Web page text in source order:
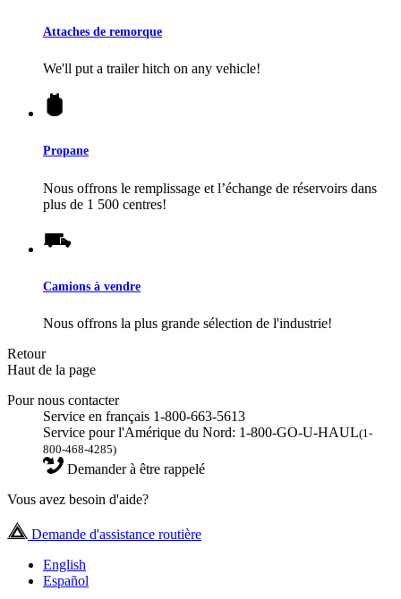
Attaches de remorque
We'll put a trailer hitch on any vehicle!
Propane
Nous offrons le remplissage et l’échange de réservoirs dans
plus de 1 500 centres!
Camions à vendre
Nous offrons la plus grande sélection de l'industrie!
Retour
Haut de la page
Pour nous contacter
Service en français 1-800-663-5613
Service pour l'Amérique du Nord: 1-800-GO-U-HAUL(1-
800-468-4285)
Demander à être rappelé
Vous avez besoin d'aide?
Demande d'assistance routière
English
Español